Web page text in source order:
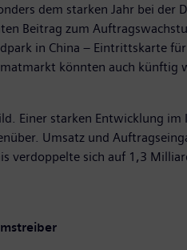
dem starken Jahr bei
Beitrag zum
in China – Eintrittskarte
könnten auch
Einer starken Entwicklung
Umsatz und
verdoppelte sich auf 1,3